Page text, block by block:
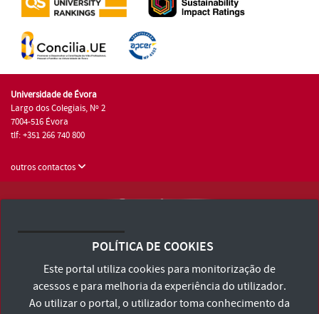
Universidade de Évora
Largo dos Colegiais, Nº 2
7004-516 Évora
tlf: +351 266 740 800
outros contactos
Consulte os Termos e Condições e Política de Privacidade
Declaração de Acessibilidade
POLÍTICA DE COOKIES
Este portal utiliza cookies para monitorização de
acessos e para melhoria da experiência do utilizador.
Ao utilizar o portal, o utilizador toma conhecimento da